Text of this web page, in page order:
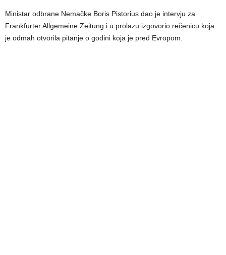
Ministar odbrane Nemačke Boris Pistorius dao je intervju za
Frankfurter Allgemeine Zeitung i u prolazu izgovorio rečenicu koja
je odmah otvorila pitanje o godini koja je pred Evropom.